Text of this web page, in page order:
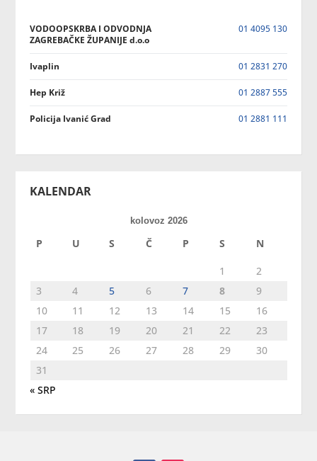
VODOOPSKRBA I ODVODNJA
ZAGREBAČKE ŽUPANIJE d.o.o
01 4095 130
Ivaplin 01 2831 270
Hep Križ 01 2887 555
Policija Ivanić Grad 01 2881 111
KALENDAR
kolovoz 2026
P U S Č P S N
1
2
3
4 5 6 7 8
9
10
11 12 13 14 15
16
17
18 19 20 21 22
23
24
25 26 27 28 29
30
31
« SRP